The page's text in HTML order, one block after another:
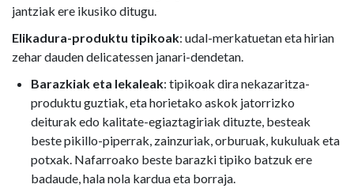
jantziak ere ikusiko ditugu.
Elikadura-produktu tipikoak: udal-merkatuetan eta hirian
zehar dauden delicatessen janari-dendetan.
Barazkiak eta lekaleak: tipikoak dira nekazaritza-
produktu guztiak, eta horietako askok jatorrizko
deiturak edo kalitate-egiaztagiriak dituzte, besteak
beste pikillo-piperrak, zainzuriak, orburuak, kukuluak eta
potxak. Nafarroako beste barazki tipiko batzuk ere
badaude, hala nola kardua eta borraja.